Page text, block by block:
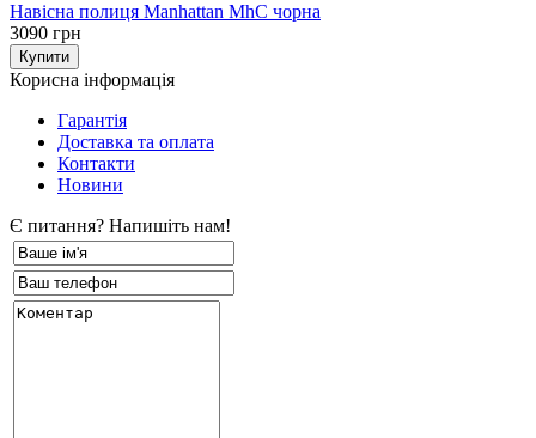
Навісна полиця Manhattan MhC чорна
3090 грн
Корисна інформація
Гарантія
Доставка та оплата
Контакти
Новини
Є питання? Напишіть нам!